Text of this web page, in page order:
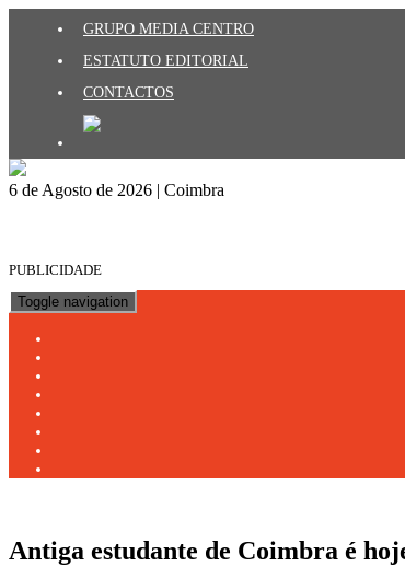
GRUPO MEDIA CENTRO
ESTATUTO EDITORIAL
CONTACTOS
6 de Agosto de 2026 | Coimbra
PUBLICIDADE
Toggle navigation
Antiga estudante de Coimbra é